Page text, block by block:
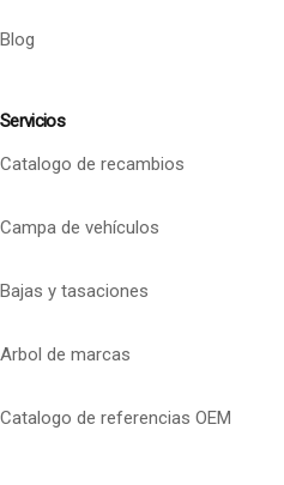
Blog
Servicios
Catalogo de recambios
Campa de vehículos
Bajas y tasaciones
Arbol de marcas
Catalogo de referencias OEM